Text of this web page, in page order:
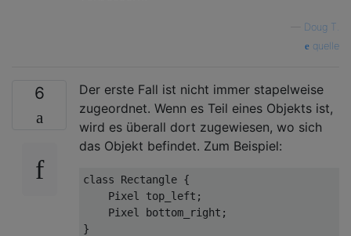
Doug T.
quelle
6
Der erste Fall ist nicht immer stapelweise
zugeordnet. Wenn es Teil eines Objekts ist,
wird es überall dort zugewiesen, wo sich
das Objekt befindet. Zum Beispiel:
class Rectangle {
    Pixel top_left;
    Pixel bottom_right;
}